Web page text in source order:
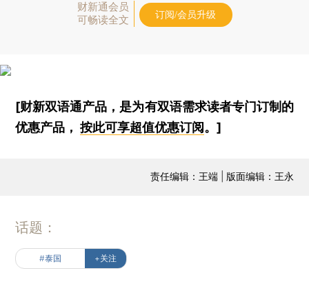
财新通会员
可畅读全文
订阅/会员升级
[财新双语通产品，是为有双语需求读者专门订制的
优惠产品，按此可享超值优惠订阅。]
责任编辑：王端 | 版面编辑：王永
话题：
#泰国 +关注